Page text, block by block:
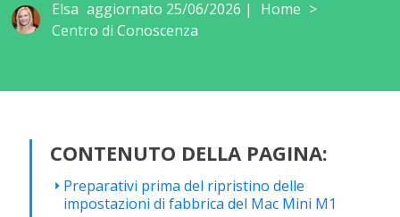
Elsa aggiornato 25/06/2026 | Home >
Centro di Conoscenza
CONTENUTO DELLA PAGINA:
Preparativi prima del ripristino delle
impostazioni di fabbrica del Mac Mini M1